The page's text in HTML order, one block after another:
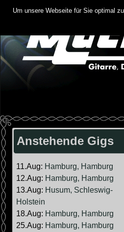
Anstehende Gigs
11.Aug: Hamburg, Hamburg
12.Aug: Hamburg, Hamburg
13.Aug: Husum, Schleswig-
Holstein
18.Aug: Hamburg, Hamburg
25.Aug: Hamburg, Hamburg
Um unsere Webseite für Sie optimal